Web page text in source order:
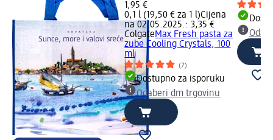
1,95 €
0,1 l (19,50 € za 1 l)Cijena
na 02.05.2025.: 3,35 €
ColgateMax Fresh pasta za
zube Cooling Crystals, 100
ml
(7)
Dostupno za isporuku
Odaberi dm trgovinu